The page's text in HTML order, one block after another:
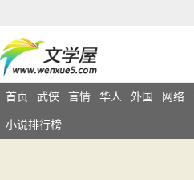
首页 武侠 言情 华人 外国 网络
小说排行榜